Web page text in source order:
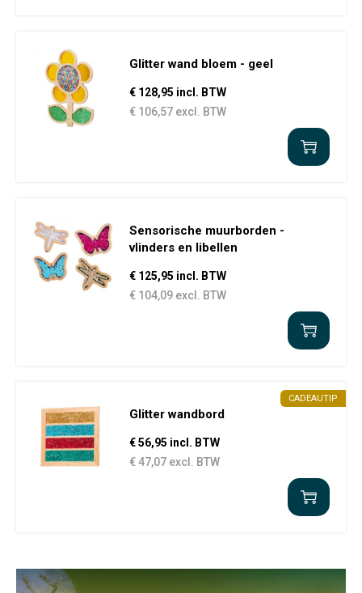
Glitter wand bloem - geel
€ 128,95 incl. BTW
€ 106,57 excl. BTW
Sensorische muurborden -
vlinders en libellen
€ 125,95 incl. BTW
€ 104,09 excl. BTW
CADEAUTIP
Glitter wandbord
€ 56,95 incl. BTW
€ 47,07 excl. BTW